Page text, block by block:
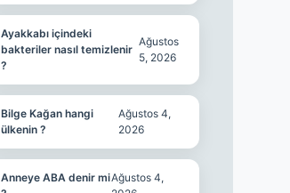
Ayakkabı içindeki
bakteriler nasıl temizlenir
?
Ağustos
5, 2026
Bilge Kağan hangi
ülkenin ?
Ağustos 4,
2026
Anneye ABA denir miAğustos 4,